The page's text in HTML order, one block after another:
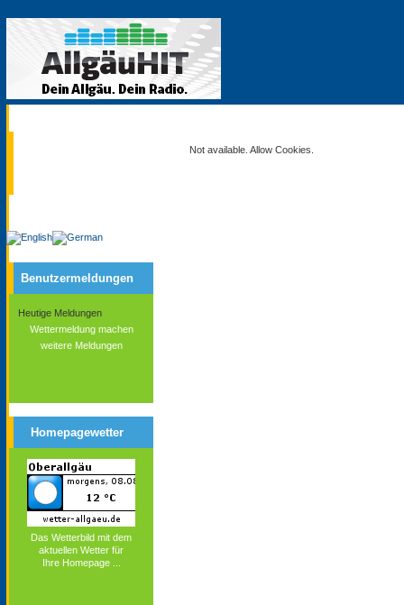
Benutzermeldungen
Heutige Meldungen
Wettermeldung machen
weitere Meldungen
Homepagewetter
Das Wetterbild mit dem
aktuellen Wetter für
Ihre Homepage ...
Not available. Allow Cookies.